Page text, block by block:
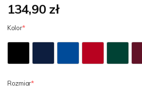
134,90 zł
Kolor
Rozmiar